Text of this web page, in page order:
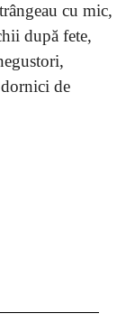
cu mic,
după fete,
de